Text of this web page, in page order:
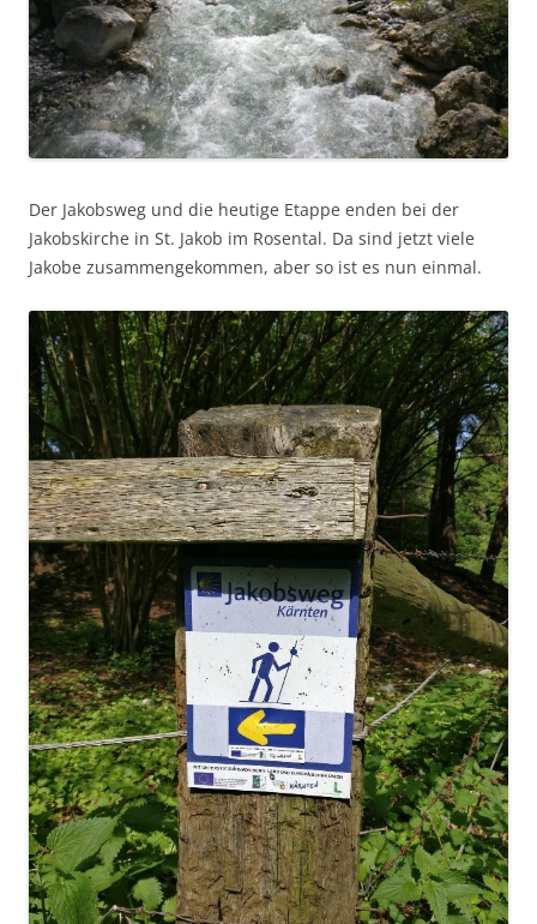
Der Jakobsweg und die heutige Etappe enden bei der
Jakobskirche in St. Jakob im Rosental. Da sind jetzt viele
Jakobe zusammengekommen, aber so ist es nun einmal.